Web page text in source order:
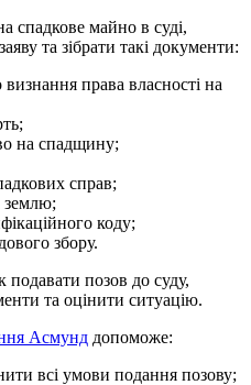
спадкове майно в суді,
та зібрати такі документи:
права власності на
на спадщину;
справ;
землю;
коду;
збору.
подавати позов до суду,
та оцінити ситуацію.
Асмунд допоможе:
всі умови подання позову;